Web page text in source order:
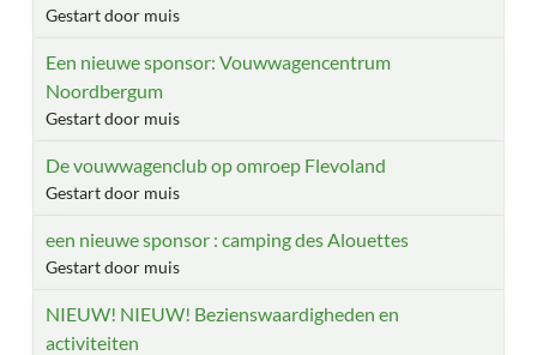
Gestart door muis
Een nieuwe sponsor: Vouwwagencentrum
Noordbergum
Gestart door muis
De vouwwagenclub op omroep Flevoland
Gestart door muis
een nieuwe sponsor : camping des Alouettes
Gestart door muis
NIEUW! NIEUW! Bezienswaardigheden en
activiteiten